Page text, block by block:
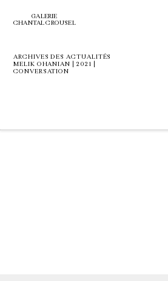
GALERIE
CHANTAL CROUSEL
ARCHIVES DES ACTUALITÉS
MELIK OHANIAN | 2021 |
CONVERSATION